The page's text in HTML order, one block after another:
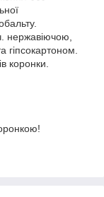
нержавіючою,
коронки.